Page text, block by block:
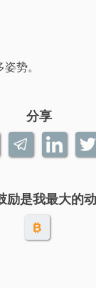
势。
分享
励是我最大的